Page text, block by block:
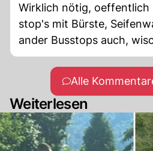
Wirklich nötig, oeffentlich
stop's mit Bürste,
ander Busstops auch,
Alle
Weiterlesen